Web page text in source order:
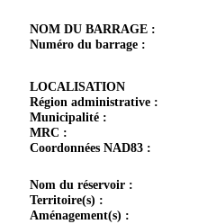
NOM DU BARRAGE :
Numéro du barrage :
LOCALISATION
Région administrative :
Municipalité :
MRC :
Coordonnées NAD83 :
Nom du réservoir :
Territoire(s) :
Aménagement(s) :